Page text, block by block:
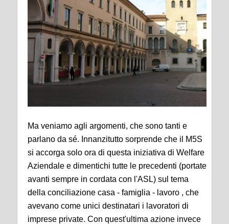
Ma veniamo agli argomenti, che sono tanti e
parlano da sé. Innanzitutto sorprende che il M5S
si accorga solo ora di questa iniziativa di Welfare
Aziendale e dimentichi tutte le precedenti (portate
avanti sempre in cordata con l'ASL) sul tema
della conciliazione casa - famiglia - lavoro , che
avevano come unici destinatari i lavoratori di
imprese private. Con quest'ultima azione invece